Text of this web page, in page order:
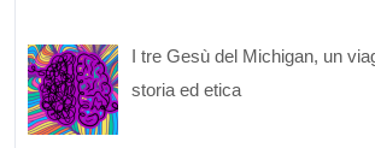
I tre Gesù del Michigan, un
storia ed etica